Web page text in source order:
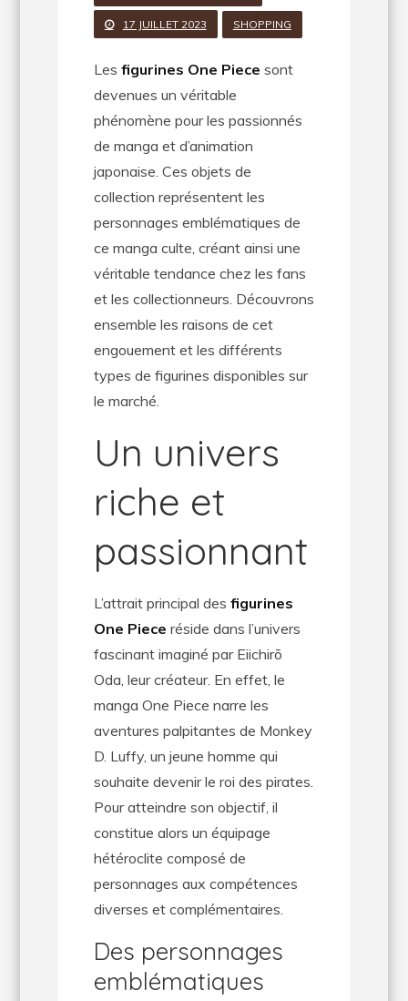
17 JUILLET 2023 SHOPPING
Les figurines One Piece sont
devenues un véritable
phénomène pour les passionnés
de manga et d’animation
japonaise. Ces objets de
collection représentent les
personnages emblématiques de
ce manga culte, créant ainsi une
véritable tendance chez les fans
et les collectionneurs. Découvrons
ensemble les raisons de cet
engouement et les différents
types de figurines disponibles sur
le marché.
Un univers
riche et
passionnant
L’attrait principal des figurines
One Piece réside dans l’univers
fascinant imaginé par Eiichirō
Oda, leur créateur. En effet, le
manga One Piece narre les
aventures palpitantes de Monkey
D. Luffy, un jeune homme qui
souhaite devenir le roi des pirates.
Pour atteindre son objectif, il
constitue alors un équipage
hétéroclite composé de
personnages aux compétences
diverses et complémentaires.
Des personnages
emblématiques